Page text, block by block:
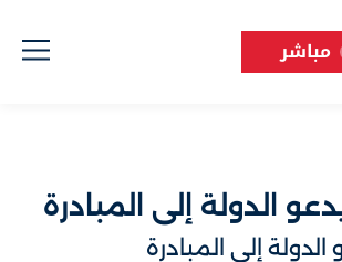
مباشر
الدولة إلى المبادرة
إلى المبادرة